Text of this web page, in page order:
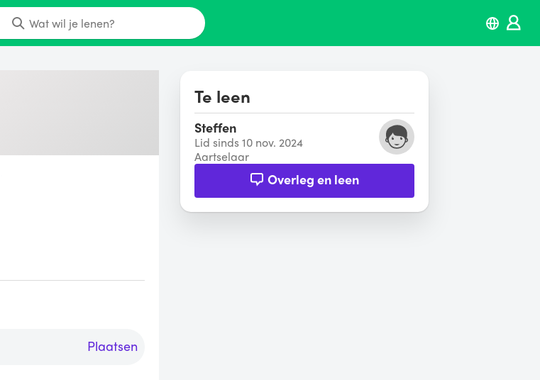
Wat wil je lenen?
Plaatsen
Te leen
Steffen
Lid sinds 10 nov. 2024
Aartselaar
Overleg en leen